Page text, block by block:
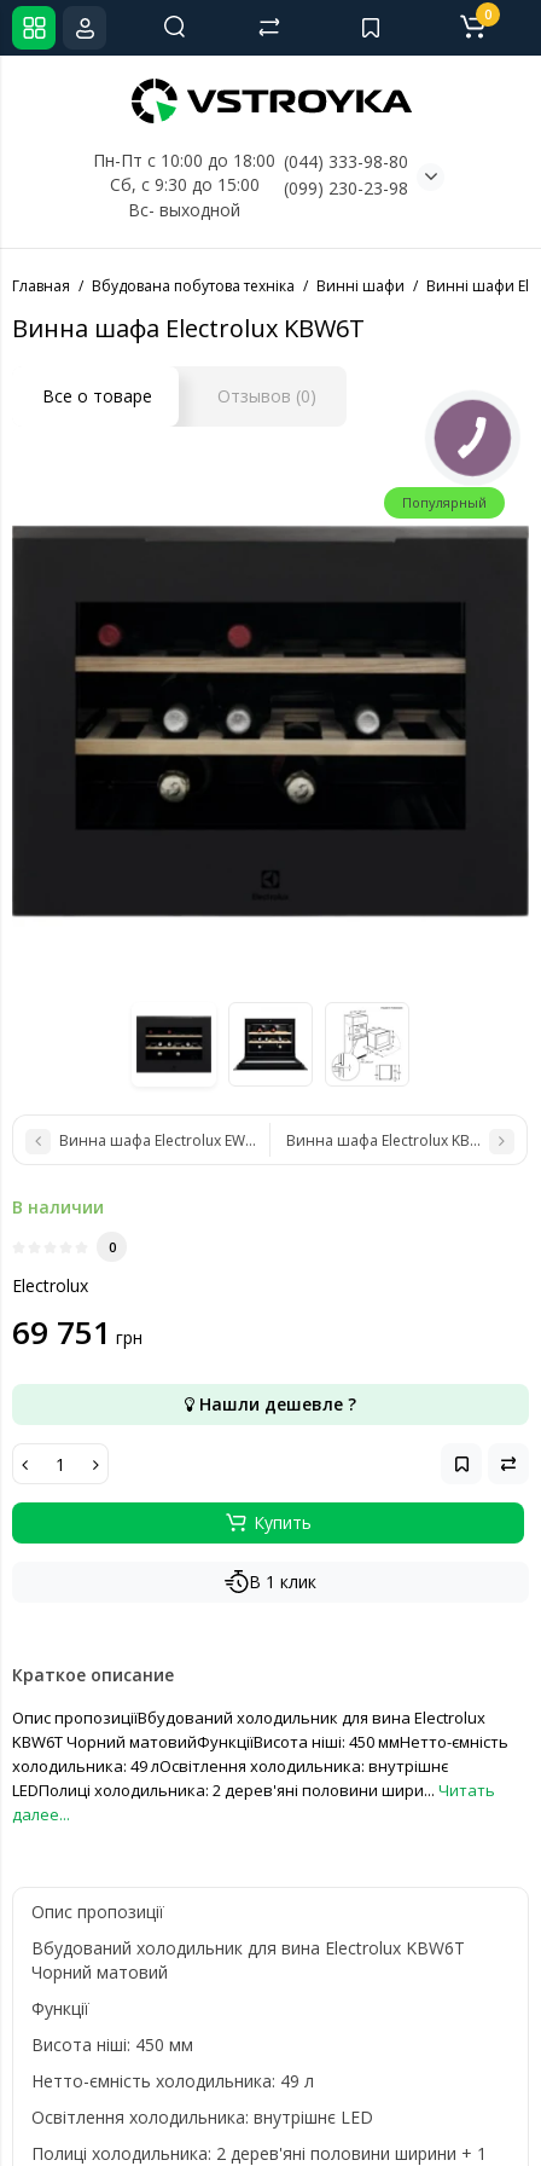
Пн-Пт с 10:00 до 18:00
Сб, с 9:30 до 15:00
Вс- выходной
(044) 333-98-80
(099) 230-23-98
0
Главная Вбудована побутова техніка Винні шафи Винні шафи
Винна шафа Electrolux KBW6T
Все о товаре Отзывов (0)
Популярный
Винна шафа Electrolux EWUS020B5BВинна шафа Electrolux KBW6X
В наличии
0
Electrolux
69 751 грн
Нашли дешевле ?
Купить
В 1 клик
Краткое описание
Опис пропозиціїВбудований холодильник для вина Electrolux
KBW6T Чорний матовийФункціїВисота ніші: 450 ммНетто-ємність
холодильника: 49 лОсвітлення холодильника: внутрішнє
LEDПолиці холодильника: 2 дерев'яні половини шири... Читать
далее...
Опис пропозиції
Вбудований холодильник для вина Electrolux KBW6T
Чорний матовий
Функції
Висота ніші: 450 мм
Нетто-ємність холодильника: 49 л
Освітлення холодильника: внутрішнє LED
Полиці холодильника: 2 дерев'яні половини ширини + 1